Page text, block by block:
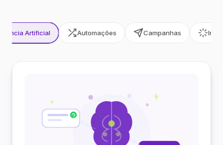
Artificial Automações Campanhas